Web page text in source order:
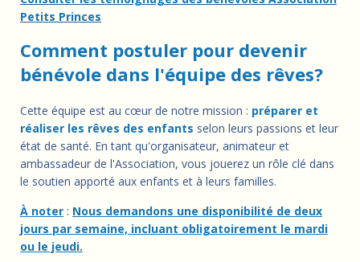
Petits Princes
Comment postuler pour devenir
bénévole dans l'équipe des rêves?
Cette équipe est au cœur de notre mission : préparer et
réaliser les rêves des enfants selon leurs passions et leur
état de santé. En tant qu'organisateur, animateur et
ambassadeur de l'Association, vous jouerez un rôle clé dans
le soutien apporté aux enfants et à leurs familles.
À noter : Nous demandons une disponibilité de deux
jours par semaine, incluant obligatoirement le mardi
ou le jeudi.